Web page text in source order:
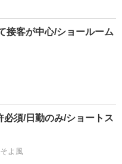
接客が中心/ショールーム
必須/日勤のみ/ショートス
よ風